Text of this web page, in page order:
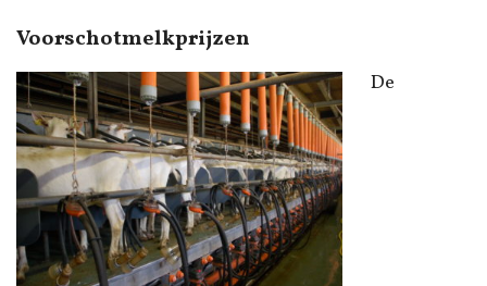
Voorschotmelkprijzen
De